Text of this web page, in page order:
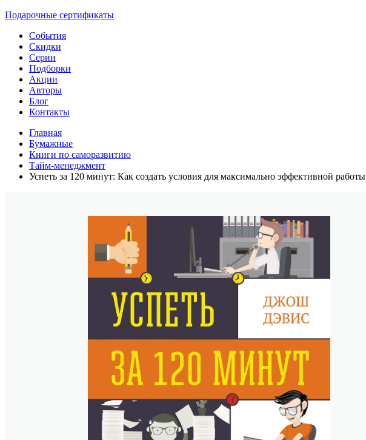
Подарочные сертификаты
События
Скидки
Серии
Подборки
Акции
Авторы
Блог
Контакты
Главная
Бумажные
Книги по саморазвитию
Тайм-менеджмент
Успеть за 120 минут: Как создать условия для максимально эффективной работы